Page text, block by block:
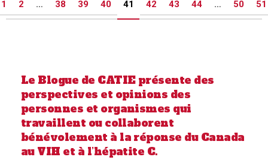
pagination
1 2 … 38 39 40 41 42 43 44 … 50 51
Le Blogue de CATIE présente des
perspectives et opinions des
personnes et organismes qui
travaillent ou collaborent
bénévolement à la réponse du Canada
au VIH et à l’hépatite C.